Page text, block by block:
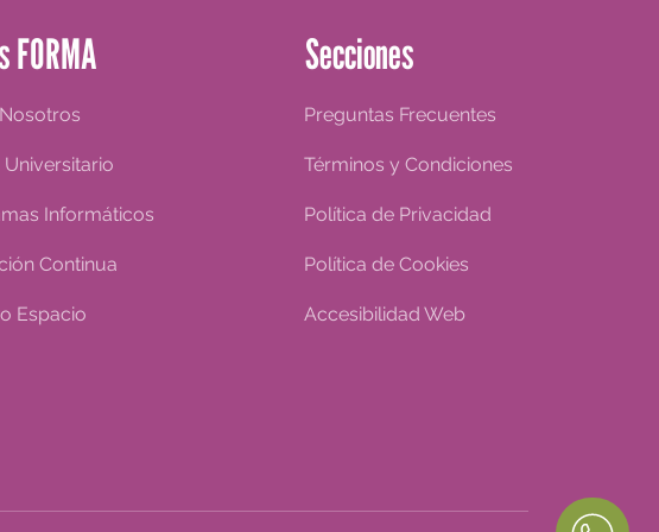
FORMA
Informáticos
Continua
Espacio
Secciones
Preguntas Frecuentes
Términos y Condiciones
Política de Privacidad
Política de Cookies
Accesibilidad Web